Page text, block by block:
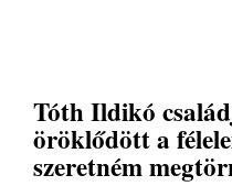
Tóth Ildikó
öröklődött a
szeretném